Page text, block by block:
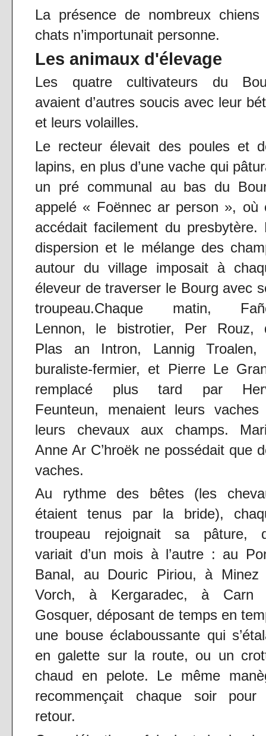
La présence de nombreux chiens
chats n’importunait personne.
Les animaux d'élevage
Les quatre cultivateurs du
avaient d’autres soucis avec leur
et leurs volailles.
Le recteur élevait des poules et
lapins, en plus d’une vache qui
un pré communal au bas du
appelé « Foënnec ar person », où
accédait facilement du presbytère.
dispersion et le mélange des
autour du village imposait à
éleveur de traverser le Bourg avec
troupeau.Chaque matin,
Lennon, le bistrotier, Per Rouz,
Plas an Intron, Lannig Troalen,
buraliste-fermier, et Pierre Le
remplacé plus tard par
Feunteun, menaient leurs vaches
leurs chevaux aux champs.
Anne Ar C’hroëk ne possédait que
vaches.
Au rythme des bêtes (les
étaient tenus par la bride),
troupeau rejoignait sa pâture,
variait d’un mois à l’autre : au
Banal, au Douric Piriou, à Minez
Vorch, à Kergaradec, à Carn
Gosquer, déposant de temps en
une bouse éclaboussante qui
en galette sur la route, ou un
chaud en pelote. Le même
recommençait chaque soir pour
retour.